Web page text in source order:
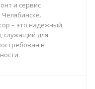
и сервис
– это надежный,
служащий для
в